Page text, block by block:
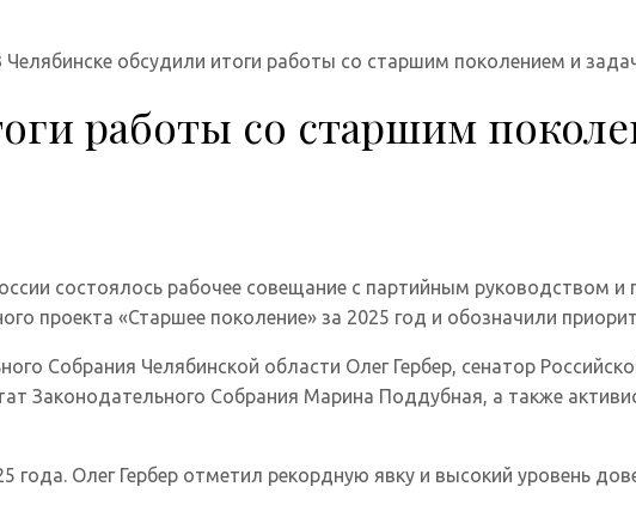
Челябинске обсудили итоги работы со старшим поколением и
работы со старшим
состоялось рабочее совещание с партийным руководством и
проекта «Старшее поколение» за 2025 год и обозначили
Собрания Челябинской области Олег Гербер, сенатор
Законодательного Собрания Марина Поддубная, а также
года. Олег Гербер отметил рекордную явку и высокий уровень